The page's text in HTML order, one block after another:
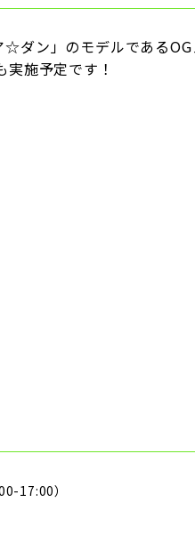
ダン」のモデルである
施予定です！
17:00）